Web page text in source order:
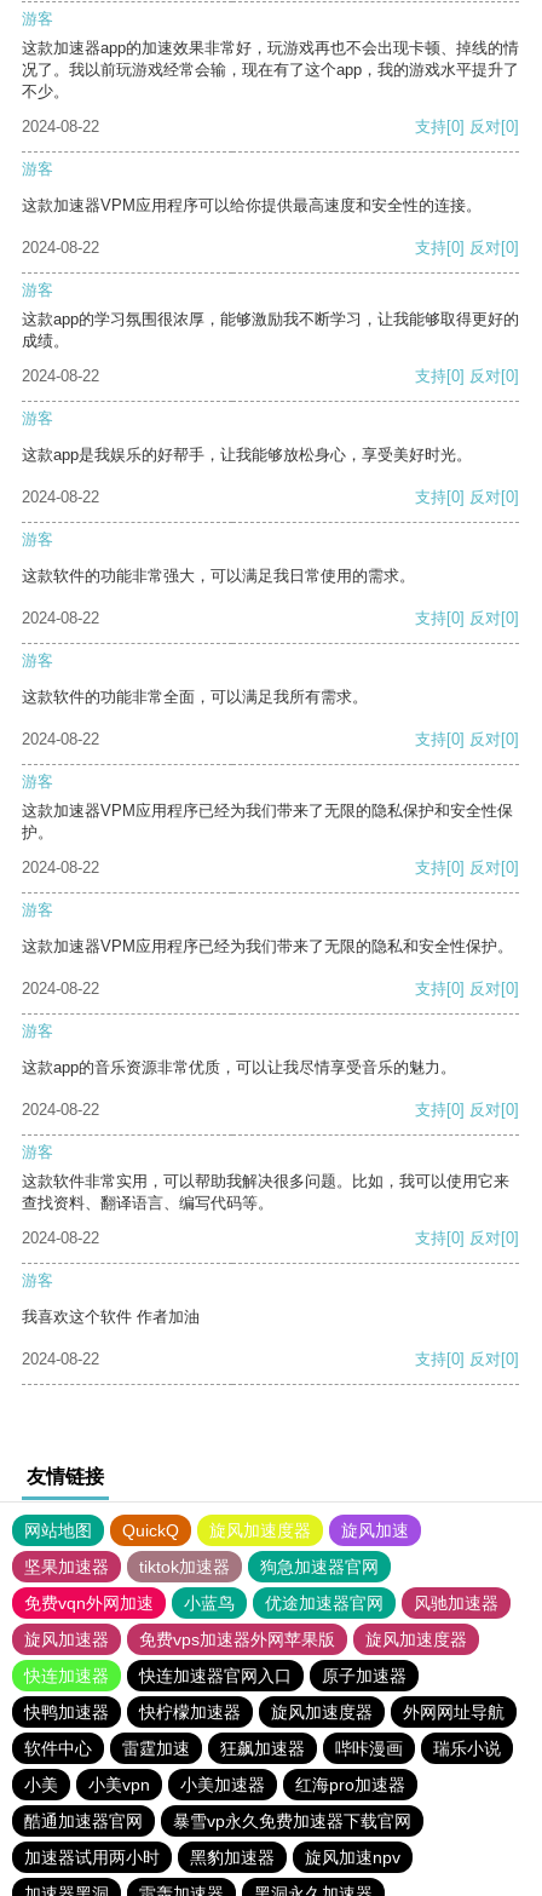
游客
这款加速器app的加速效果非常好，玩游戏再也不会出现卡顿、掉线的情
况了。我以前玩游戏经常会输，现在有了这个app，我的游戏水平提升了
不少。
2024-08-22
支持[0] 反对[0]
游客
这款加速器VPM应用程序可以给你提供最高速度和安全性的连接。
2024-08-22 支持[0] 反对[0]
游客
这款app的学习氛围很浓厚，能够激励我不断学习，让我能够取得更好的
成绩。
2024-08-22
支持[0] 反对[0]
游客
这款app是我娱乐的好帮手，让我能够放松身心，享受美好时光。
2024-08-22 支持[0] 反对[0]
游客
这款软件的功能非常强大，可以满足我日常使用的需求。
2024-08-22 支持[0] 反对[0]
游客
这款软件的功能非常全面，可以满足我所有需求。
2024-08-22 支持[0] 反对[0]
游客
这款加速器VPM应用程序已经为我们带来了无限的隐私保护和安全性保
护。
2024-08-22
支持[0] 反对[0]
游客
这款加速器VPM应用程序已经为我们带来了无限的隐私和安全性保护。
2024-08-22 支持[0] 反对[0]
游客
这款app的音乐资源非常优质，可以让我尽情享受音乐的魅力。
2024-08-22 支持[0] 反对[0]
游客
这款软件非常实用，可以帮助我解决很多问题。比如，我可以使用它来
查找资料、翻译语言、编写代码等。
2024-08-22
支持[0] 反对[0]
游客
我喜欢这个软件 作者加油
2024-08-22 支持[0] 反对[0]
友情链接
网站地图 QuickQ 旋风加速度器
旋风加速
坚果加速器
tiktok加速器
狗急加速器官网
免费vqn外网加速
小蓝鸟 优途加速器官网
风驰加速器
旋风加速器
免费vps加速器外网苹果版
旋风加速度器
快连加速器
快连加速器官网入口
原子加速器
快鸭加速器
快柠檬加速器 旋风加速度器
外网网址导航
软件中心
雷霆加速 狂飙加速器 哔咔漫画
瑞乐小说
小美
小美vpn 小美加速器
红海pro加速器
酷通加速器官网
暴雪vp永久免费加速器下载官网
加速器试用两小时
黑豹加速器
旋风加速npv